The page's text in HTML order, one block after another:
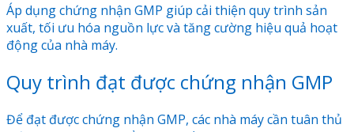
Áp dụng chứng nhận GMP giúp cải thiện quy trình sản
xuất, tối ưu hóa nguồn lực và tăng cường hiệu quả hoạt
động của nhà máy.
Quy trình đạt được chứng nhận GMP
Để đạt được chứng nhận GMP, các nhà máy cần tuân thủ